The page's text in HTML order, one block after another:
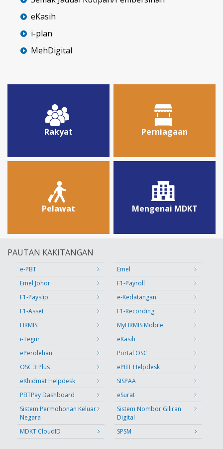
eKasih
i-plan
MehDigital
Rakyat Perniagaan
Pelawat Mengenai MDKT
PAUTAN KAKITANGAN
e-PBT
Emel
Emel Johor
F1-Payroll
F1-Payslip
e-Kedatangan
F1-Asset
F1-Recording
HRMIS
MyHRMIS Mobile
i-Tegur
eKasih
ePerolehan
Portal OSC
OSC 3 Plus
ePBT Helpdesk
eKhidmat Helpdesk
SISPAA
PBTPay Dashboard
eSurat
Sistem Permohonan Keluar
Negara
Sistem Nombor Giliran
Digital
MDKT CloudID
SPSM